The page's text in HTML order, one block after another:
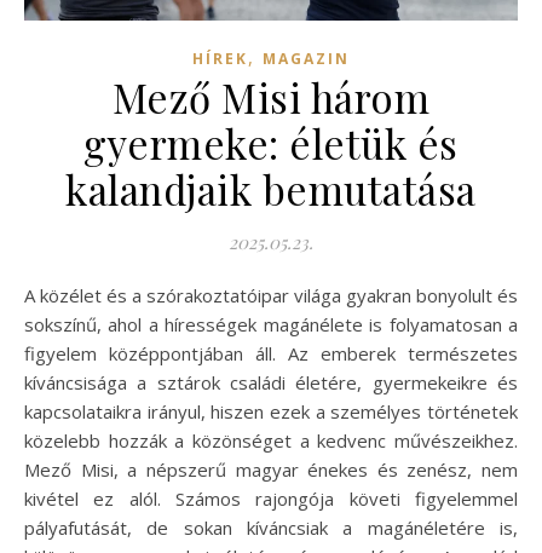
HÍREK, MAGAZIN
Mező Misi három
gyermeke: életük és
kalandjaik bemutatása
2025.05.23.
A közélet és a szórakoztatóipar világa gyakran bonyolult és
sokszínű, ahol a hírességek magánélete is folyamatosan a
figyelem középpontjában áll. Az emberek természetes
kíváncsisága a sztárok családi életére, gyermekeikre és
kapcsolataikra irányul, hiszen ezek a személyes történetek
közelebb hozzák a közönséget a kedvenc művészeikhez.
Mező Misi, a népszerű magyar énekes és zenész, nem
kivétel ez alól. Számos rajongója követi figyelemmel
pályafutását, de sokan kíváncsiak a magánéletére is,